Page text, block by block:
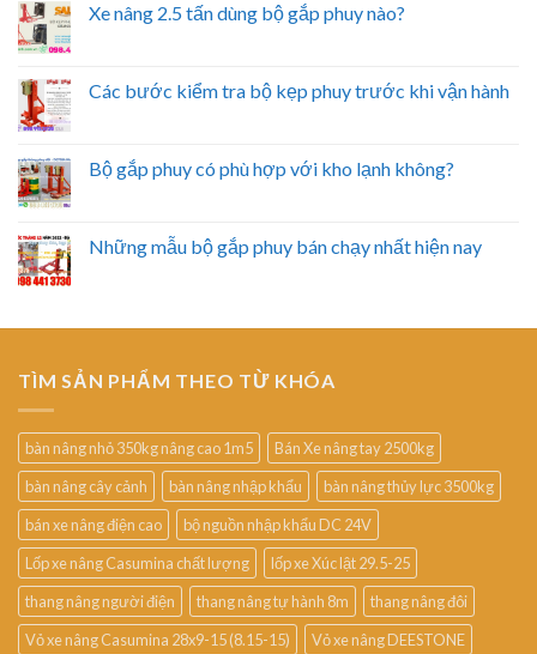
Xe nâng 2.5 tấn dùng bộ gắp phuy nào?
Các bước kiểm tra bộ kẹp phuy trước khi vận hành
Bộ gắp phuy có phù hợp với kho lạnh không?
Những mẫu bộ gắp phuy bán chạy nhất hiện nay
TÌM SẢN PHẨM THEO TỪ KHÓA
bàn nâng nhỏ 350kg nâng cao 1m5
Bán Xe nâng tay 2500kg
bàn nâng cây cảnh
bàn nâng nhập khẩu
bàn nâng thủy lực 3500kg
bán xe nâng điện cao
bộ nguồn nhập khẩu DC 24V
Lốp xe nâng Casumina chất lượng
lốp xe Xúc lật 29.5-25
thang nâng người điện
thang nâng tự hành 8m
thang nâng đôi
Vỏ xe nâng Casumina 28x9-15 (8.15-15)
Vỏ xe nâng DEESTONE